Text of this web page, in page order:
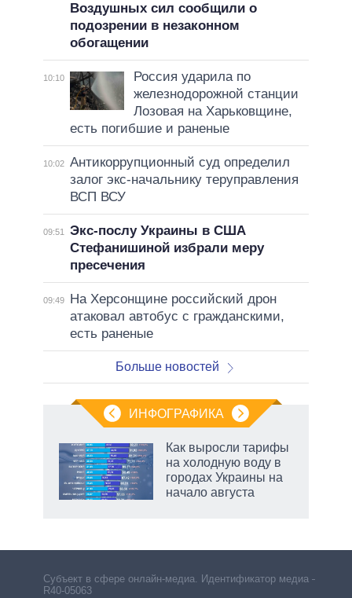
Воздушных сил сообщили о
подозрении в незаконном
обогащении
10:10
Россия ударила по
железнодорожной станции
Лозовая на Харьковщине,
есть погибшие и раненые
10:02 Антикоррупционный суд определил
залог экс-начальнику теруправления
ВСП ВСУ
09:51
Экс-послу Украины в США
Стефанишиной избрали меру
пресечения
09:49
На Херсонщине российский дрон
атаковал автобус с гражданскими,
есть раненые
Больше новостей
ИНФОГРАФИКА
Как выросли тарифы
на холодную воду в
городах Украины на
начало августа
Субъект в сфере онлайн-медиа. Идентификатор медиа –
R40-05063